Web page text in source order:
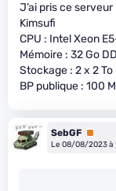
J’ai pris ce serveur
Kimsufi
CPU : Intel Xeon
Mémoire : 32 Go
Stockage : 2 x 2 To
BP publique : 100
SebGF Premium
Le 08/08/2023 à